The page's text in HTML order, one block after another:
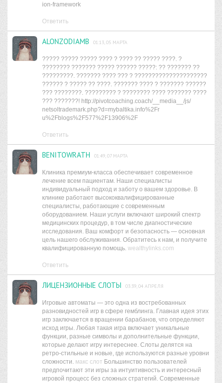
ion-framework
Ответить
ALONZODIAMB 01:13, 05 МАРТА
????? ????? ????? ???? ? ???? ?? ????? ????. ?
???????? ??????? ????? ?????? ?????: ?? ??????? ??
?????????. ??????? ???? ??? ? ?????????????????????
?????? ? ????? ?? ????. ??????? ???? ? ??????? ??????
??? ????????. ????????? ? ???????? ???? ??????? ????
??? ???????! http://pivotcoaching.coach/__media__/js/
netsoltrademark.php?d=mybaltika.info%2Fr
u%2Fblogs%2F577%2F13906%2F
Ответить
BENITOWRATH 01:49, 07 МАРТА
Клиника премиум-класса обеспечивает современное
лечение всем пациентам. Наши специалисты
индивидуальный подход и заботу о вашем здоровье. В
клинике работают высококвалифицированные
специалисты, работающие с современным
оборудованием. Наши услуги включают широкий спектр
медицинских процедур, в том числе диагностические
исследования. Ваш комфорт и безопасность — основная
цель нашего обслуживания. Обратитесь к нам, и получите
квалифицированную помощь. wealthylinks.com
Ответить
ЛИЦЕНЗИОННЫЕ СЛОТЫ 03:39, 04 АПРЕЛЯ
Игровые автоматы — это одна из востребованных
разновидностей игр в сфере гемблинга. Главная идея этих
игр заключается в вращении барабанов, что определяют
исход игры. Любая такая игра включает уникальные
функции, разные символы и дополнительные функции,
которые делают игру интереснее. Слоты делятся на
ретро-стильные и новые, где используются разные уровни
сложности. макс слот Большинство пользователей
предпочитают эти игры за интуитивность и интересный
игровой процесс без сложных стратегий. Современные